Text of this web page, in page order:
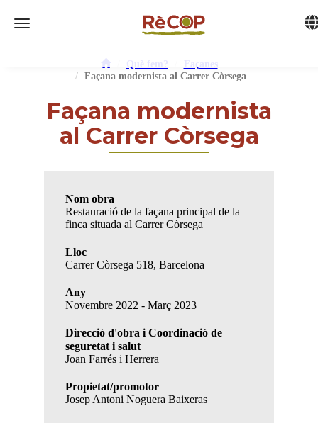
Toggle navigation
Què fem?
Façanes
Façana modernista al Carrer Còrsega
Façana modernista
al Carrer Còrsega
Nom obra
Restauració de la façana principal de la
finca situada al Carrer Còrsega
Lloc
Carrer Còrsega 518, Barcelona
Any
Novembre 2022 - Març 2023
Direcció d'obra i Coordinació de
seguretat i salut
Joan Farrés i Herrera
Propietat/promotor
Josep Antoni Noguera Baixeras